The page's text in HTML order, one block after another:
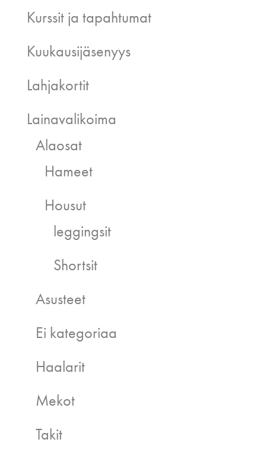
Kurssit ja tapahtumat
Kuukausijäsenyys
Lahjakortit
Lainavalikoima
Alaosat
Hameet
Housut
leggingsit
Shortsit
Asusteet
Ei kategoriaa
Haalarit
Mekot
Takit